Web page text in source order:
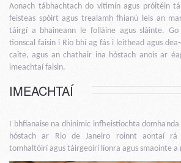
Aonach tábhachtach do vitimín agus próitéin
feisteas spóirt agus trealamh fhianú leis an
táirgí a bhaineann le folláine agus sláinte.
tionscal faisin i Rio bhí ag fás i leithead agus
caite, agus an chathair ina hóstach anois ar
imeachtaí faisin.
IMEACHTAÍ
I bhfianaise na dhinimic infheistíochta
hóstach ar Rio de Janeiro roinnt aontaí rá
tomhaltóirí agus táirgeoirí líonra agus smaointe a